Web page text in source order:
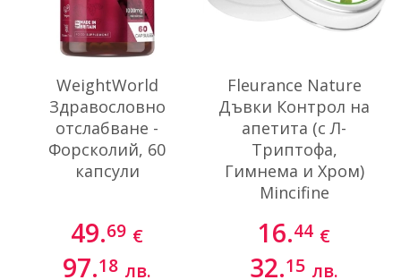
WeightWorld
Здравословно
отслабване -
Форсколий, 60
капсули
49.69 €
97.18 лв.
Fleurance Nature
Дъвки Контрол на
апетита (с Л-
Триптофа,
Гимнема и Хром)
Mincifine
16.44 €
32.15 лв.